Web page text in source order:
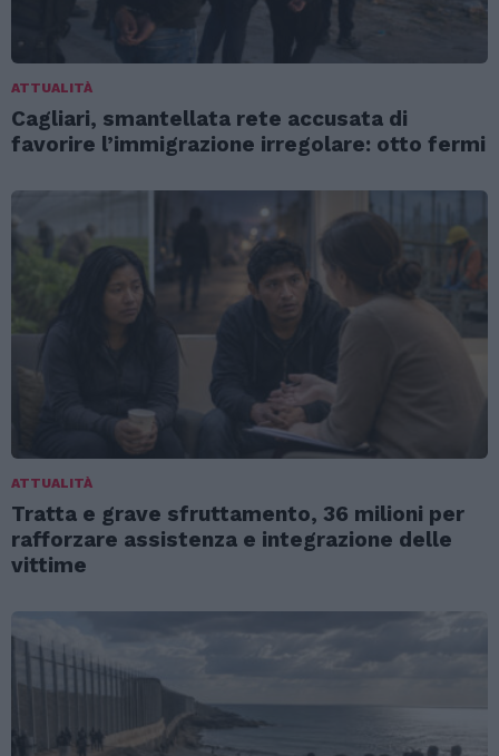
ATTUALITÀ
Cagliari, smantellata rete accusata di
favorire l’immigrazione irregolare: otto fermi
ATTUALITÀ
Tratta e grave sfruttamento, 36 milioni per
rafforzare assistenza e integrazione delle
vittime